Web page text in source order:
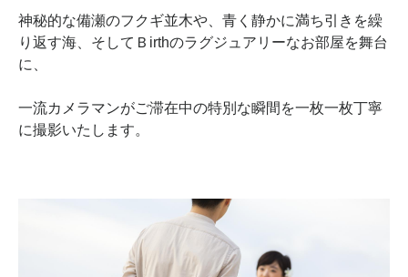
神秘的な備瀬のフクギ並木や、青く静かに満ち引きを繰
り返す海、そしてＢirthのラグジュアリーなお部屋を舞台
に、
一流カメラマンがご滞在中の特別な瞬間を一枚一枚丁寧
に撮影いたします。